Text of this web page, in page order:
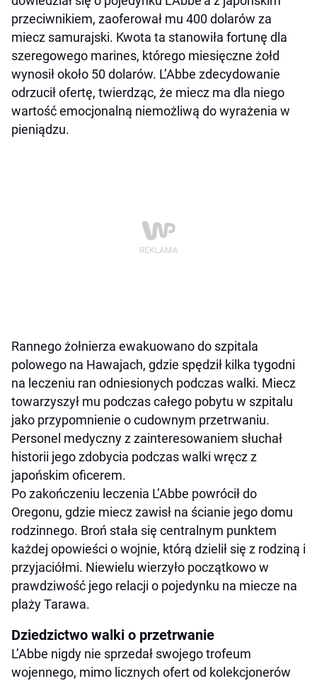
przeciwnikiem, zaoferował mu 400 dolarów za
miecz samurajski. Kwota ta stanowiła fortunę dla
szeregowego marines, którego miesięczne żołd
wynosił około 50 dolarów. L’Abbe zdecydowanie
odrzucił ofertę, twierdząc, że miecz ma dla niego
wartość emocjonalną niemożliwą do wyrażenia w
pieniądzu.
Rannego żołnierza ewakuowano do szpitala
polowego na Hawajach, gdzie spędził kilka tygodni
na leczeniu ran odniesionych podczas walki. Miecz
towarzyszył mu podczas całego pobytu w szpitalu
jako przypomnienie o cudownym przetrwaniu.
Personel medyczny z zainteresowaniem słuchał
historii jego zdobycia podczas walki wręcz z
japońskim oficerem.
Po zakończeniu leczenia L’Abbe powrócił do
Oregonu, gdzie miecz zawisł na ścianie jego domu
rodzinnego. Broń stała się centralnym punktem
każdej opowieści o wojnie, którą dzielił się z rodziną i
przyjaciółmi. Niewielu wierzyło początkowo w
prawdziwość jego relacji o pojedynku na miecze na
plaży Tarawa.
Dziedzictwo walki o przetrwanie
L’Abbe nigdy nie sprzedał swojego trofeum
wojennego, mimo licznych ofert od kolekcjonerów